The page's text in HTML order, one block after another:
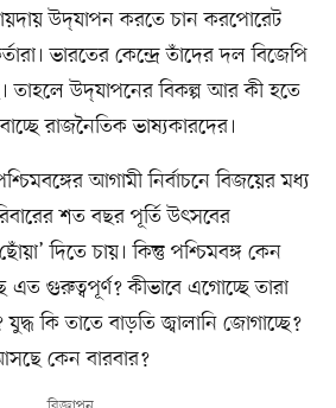
উদ্‌যাপন করতে চান করপোরেট
ভারতের কেন্দ্রে তাঁদের দল বিজেপি
তাহলে উদ্‌যাপনের বিকল্প আর কী হতে
রাজনৈতিক ভাষ্যকারদের।
আগামী নির্বাচনে বিজয়ের মধ্য
শত বছর পূর্তি উৎসবের
দিতে চায়। কিন্তু পশ্চিমবঙ্গ কেন
গুরুত্বপূর্ণ? কীভাবে এগোচ্ছে তারা
কি তাতে বাড়তি জ্বালানি জোগাচ্ছে?
কেন বারবার?